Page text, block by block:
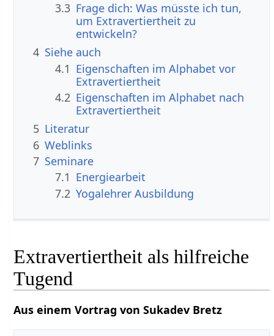
3.3 Frage dich: Was müsste ich tun,
um Extravertiertheit zu
entwickeln?
4 Siehe auch
4.1 Eigenschaften im Alphabet vor
Extravertiertheit
4.2 Eigenschaften im Alphabet nach
Extravertiertheit
5 Literatur
6 Weblinks
7 Seminare
7.1 Energiearbeit
7.2 Yogalehrer Ausbildung
Extravertiertheit als hilfreiche
Tugend
Aus einem Vortrag von Sukadev Bretz